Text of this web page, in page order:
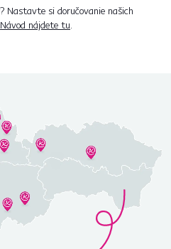
Nastavte si doručovanie našich
Návod nájdete tu.